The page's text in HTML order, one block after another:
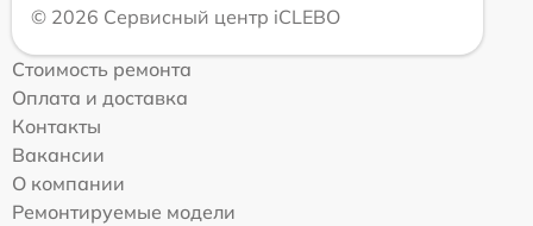
© 2026 Сервисный центр iCLEBO
Стоимость ремонта
Оплата и доставка
Контакты
Вакансии
О компании
Ремонтируемые модели